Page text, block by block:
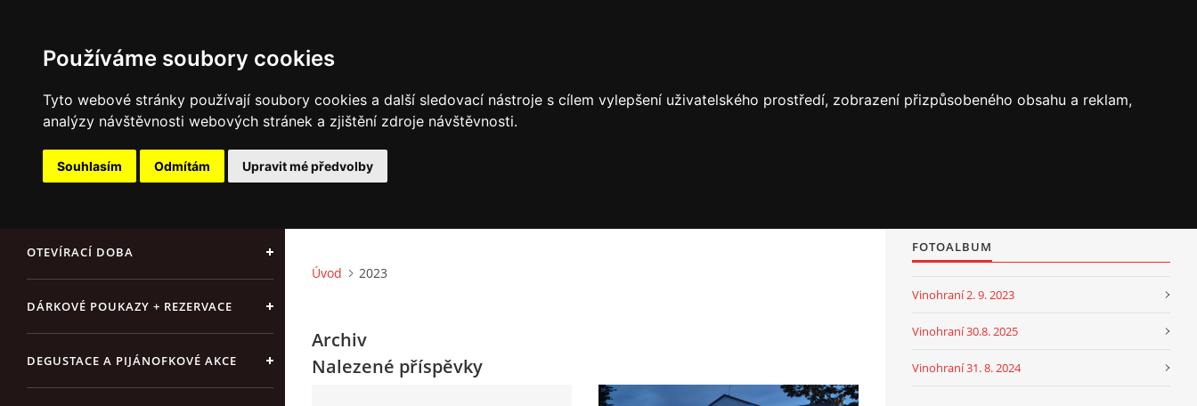
Používáme soubory cookies
Tyto webové stránky používají soubory cookies a další sledovací nástroje s cílem vylepšení uživatelského prostředí, zobrazení přizpůsobeného obsahu a reklam,
analýzy návštěvnosti webových stránek a zjištění zdroje návštěvnosti.
Souhlasím Odmítám Upravit mé předvolby
OTEVÍRACÍ DOBA
DÁRKOVÉ POUKAZY + REZERVACE
DEGUSTACE A PIJÁNOFKOVÉ AKCE
Úvod 2023
Archiv
Nalezené příspěvky
FOTOALBUM
Vinohraní 2. 9. 2023
Vinohraní 30.8. 2025
Vinohraní 31. 8. 2024